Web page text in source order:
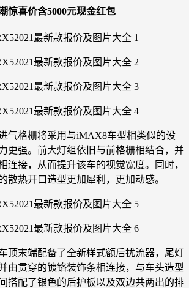
惊喜价含5000元现金红包
气格栅将采用与iMAX8车型相类似的设
更强。前大灯组依旧与前格栅相结合，并
连接，从而提升该车的视觉宽度。同时，
散热开口造型更加犀利，更加动感。
顶末端配备了全新样式额后扰流器，尾灯
由贯穿的镀铬装饰条相连接，与车头造型
搭配了银色的后护板以及双边共两出的排